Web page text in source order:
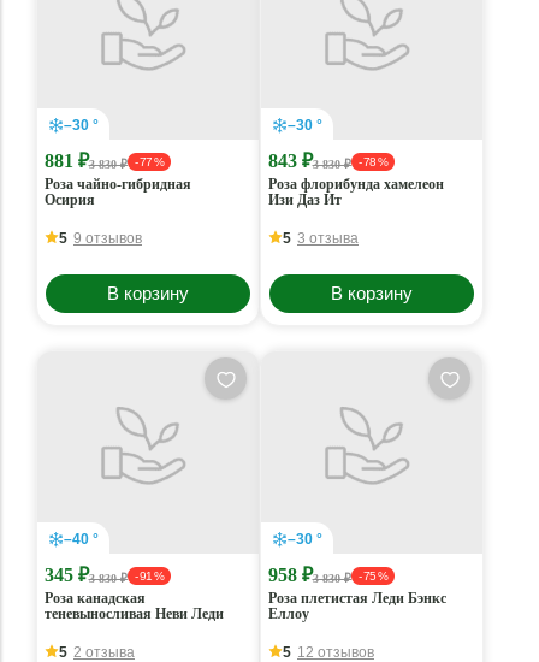
–30 °
881 ₽3 830 ₽ - 77 %
Роза чайно-гибридная
Осирия
5 9 отзывов
В корзину
–30 °
843 ₽3 830 ₽ - 78 %
Роза флорибунда хамелеон
Изи Даз Ит
5 3 отзыва
В корзину
–40 °
345 ₽3 830 ₽ - 91 %
Роза канадская
теневыносливая Неви Леди
5 2 отзыва
–30 °
958 ₽3 830 ₽ - 75 %
Роза плетистая Леди Бэнкс
Еллоу
5 12 отзывов